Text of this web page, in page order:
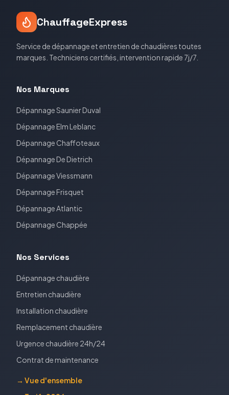
ChauffageExpress
Service de dépannage et entretien de chaudières toutes
marques. Techniciens certifiés, intervention rapide 7j/7.
Nos Marques
DépannageSaunier Duval
DépannageElm Leblanc
Dépannage Chaffoteaux
DépannageDe Dietrich
DépannageViessmann
DépannageFrisquet
DépannageAtlantic
Dépannage Chappée
Nos Services
Dépannage chaudière
Entretien chaudière
Installation chaudière
Remplacement chaudière
Urgence chaudière 24h/24
Contrat de maintenance
→ Vue d'ensemble